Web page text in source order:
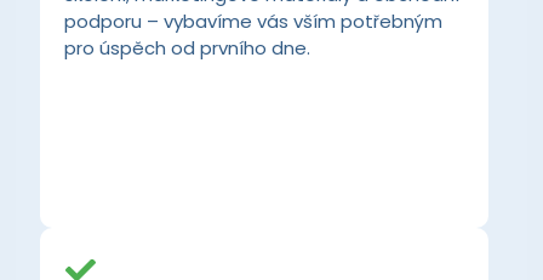
podporu – vybavíme vás vším potřebným
pro úspěch od prvního dne.